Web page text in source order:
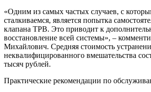
«Одним из самых частых случаев, с
сталкиваемся, является попытка
клапана ТРВ. Это приводит к
восстановление всей системы», –
Михайлович. Средняя стоимость
неквалифицированного вмешательства
тысяч рублей.
Практические рекомендации по